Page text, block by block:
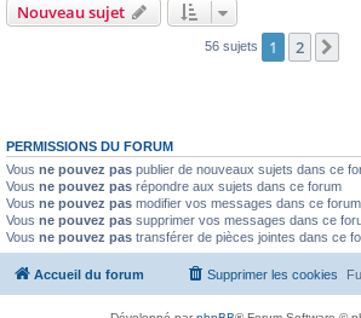
Nouveau sujet
56 sujets 1 2
PERMISSIONS DU FORUM
Vous ne pouvez pas publier de nouveaux sujets dans ce
Vous ne pouvez pas répondre aux sujets dans ce forum
Vous ne pouvez pas modifier vos messages dans ce forum
Vous ne pouvez pas supprimer vos messages dans ce
Vous ne pouvez pas transférer de pièces jointes dans ce
Accueil du forum Supprimer les cookies